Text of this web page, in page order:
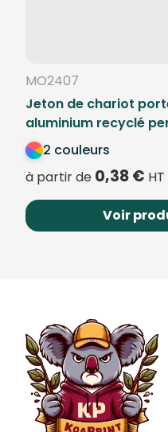
MO2407
Jeton de chariot
aluminium recyclé
2 couleurs
à partir de 0,38€
Voir